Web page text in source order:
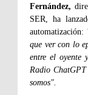
Fernández,
SER, ha
automatización:
que ver con lo
entre el oyente
Radio
somos".